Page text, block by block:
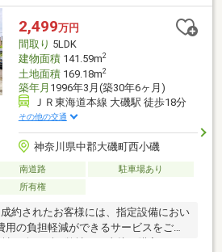
2,499万円
間取り 5LDK
建物面積141.59m2
土地面積169.18m2
築年月 1996年3月(築30年6ヶ月)
ＪＲ東海道本線 大磯駅 徒歩18分
その他の交通
神奈川県中郡大磯町西小磯
南道路
駐車場あり
所有権
成約されたお客様には、指定設備におい
の負担軽減ができるサービスをご用